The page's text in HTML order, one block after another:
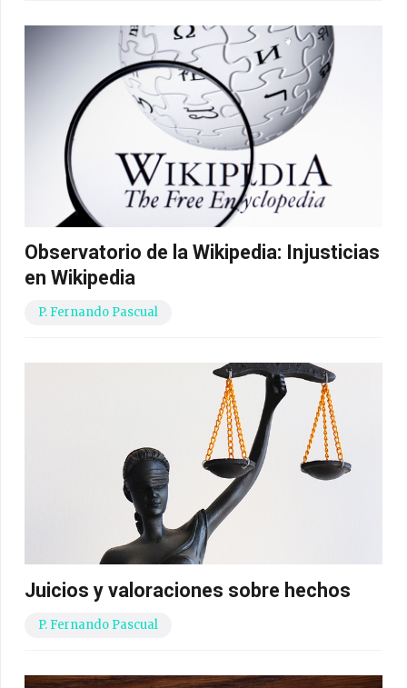
Observatorio de la Wikipedia: Injusticias
en Wikipedia
P. Fernando Pascual
Juicios y valoraciones sobre hechos
P. Fernando Pascual